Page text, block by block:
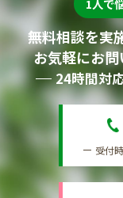
1人で
無料相談を実
お気軽にお問
24時間対
受付